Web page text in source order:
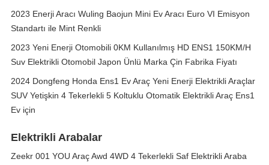
2023 Enerji Aracı Wuling Baojun Mini Ev Aracı Euro VI Emisyon
Standartı ile Mint Renkli
2023 Yeni Enerji Otomobili 0KM Kullanılmış HD ENS1 150KM/H
Suv Elektrikli Otomobil Japon Ünlü Marka Çin Fabrika Fiyatı
2024 Dongfeng Honda Ens1 Ev Araç Yeni Enerji Elektrikli Araçlar
SUV Yetişkin 4 Tekerlekli 5 Koltuklu Otomatik Elektrikli Araç Ens1
Ev için
Elektrikli Arabalar
Zeekr 001 YOU Araç Awd 4WD 4 Tekerlekli Saf Elektrikli Araba